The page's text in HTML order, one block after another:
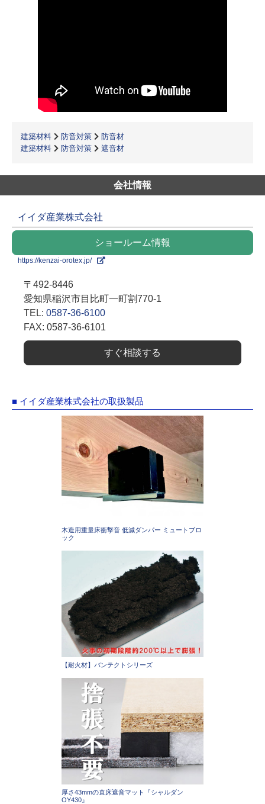
建築材料 防音対策
防音材
建築材料
防音対策 遮音材
会社情報
イイダ産業株式会社
ショールーム情報
https://kenzai-orotex.jp/
〒492-8446
愛知県稲沢市目比町一町割770-1
TEL: 0587-36-6100
FAX: 0587-36-6101
すぐ相談する
■ イイダ産業株式会社の取扱製品
木造用重量床衝撃音 低減ダンパー ミュートブロ
ック
【耐火材】バンテクトシリーズ
厚さ43mmの直床遮音マット『シャルダン
OY430』